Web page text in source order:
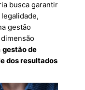
busca garantir
gestão
gestão de
dos resultados